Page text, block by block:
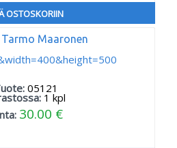
OSTOSKORIIN
Maaronen
05121
1 kpl
30.00 €